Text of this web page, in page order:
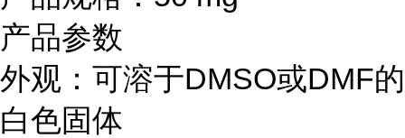
产品参数
外观：可溶于DMSO或DMF的
白色固体